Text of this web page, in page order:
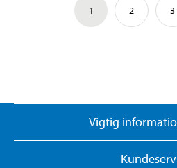
1 2 3
Vigtig